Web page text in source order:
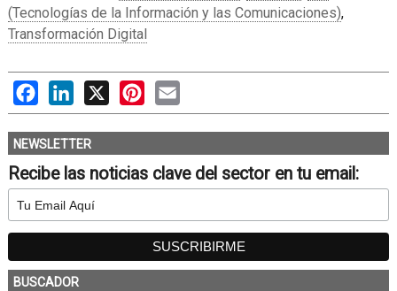
(Tecnologías de la Información y las Comunicaciones),
Transformación Digital
FacebookLinkedIn
X PinterestEmail
NEWSLETTER
Recibe las noticias clave del sector en tu email:
BUSCADOR